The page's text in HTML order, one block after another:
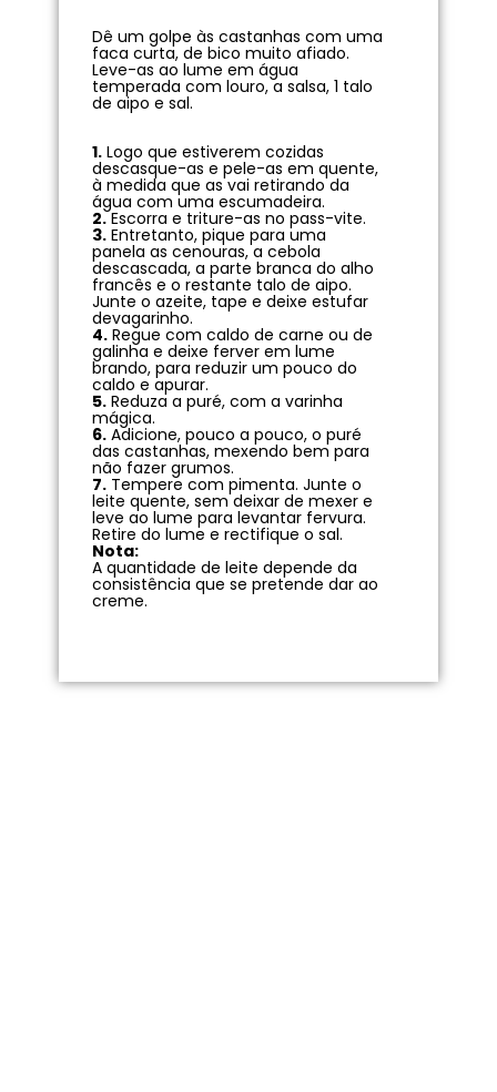
Dê um golpe às castanhas com uma
faca curta, de bico muito afiado.
Leve-as ao lume em água
temperada com louro, a salsa, 1 talo
de aipo e sal.
1. Logo que estiverem cozidas
descasque-as e pele-as em quente,
à medida que as vai retirando da
água com uma escumadeira.
2. Escorra e triture-as no pass-vite.
3. Entretanto, pique para uma
panela as cenouras, a cebola
descascada, a parte branca do alho
francês e o restante talo de aipo.
Junte o azeite, tape e deixe estufar
devagarinho.
4. Regue com caldo de carne ou de
galinha e deixe ferver em lume
brando, para reduzir um pouco do
caldo e apurar.
5. Reduza a puré, com a varinha
mágica.
6. Adicione, pouco a pouco, o puré
das castanhas, mexendo bem para
não fazer grumos.
7. Tempere com pimenta. Junte o
leite quente, sem deixar de mexer e
leve ao lume para levantar fervura.
Retire do lume e rectifique o sal.
Nota:
A quantidade de leite depende da
consistência que se pretende dar ao
creme.